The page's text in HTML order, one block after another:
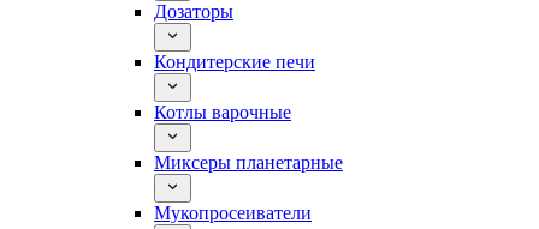
Дозаторы
Кондитерские печи
Котлы варочные
Миксеры планетарные
Мукопросеиватели